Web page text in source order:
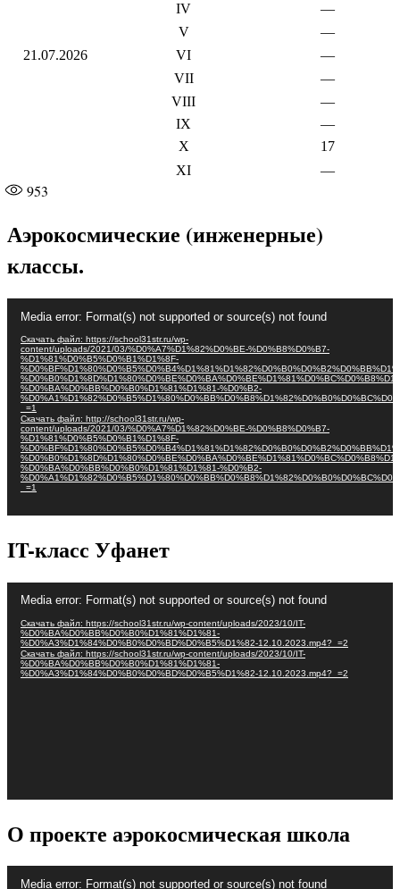
21.07.2026
IV
—
V
—
VI
—
VII
—
VIII
—
IX
—
X
17
XI
—
953
Аэрокосмические (инженерные)
классы.
Media error: Format(s) not supported or source(s) not found
Скачать файл: https://school31str.ru/wp-
content/uploads/2021/03/%D0%A7%D1%82%D0%BE-%D0%B8%D0%B7-
%D1%81%D0%B5%D0%B1%D1%8F-
%D0%BA%D0%BB%D0%B0%D1%81%D1%81-%D0%B2-
_=1
Скачать файл: http://school31str.ru/wp-
content/uploads/2021/03/%D0%A7%D1%82%D0%BE-%D0%B8%D0%B7-
%D1%81%D0%B5%D0%B1%D1%8F-
%D0%BA%D0%BB%D0%B0%D1%81%D1%81-%D0%B2-
_=1
IT-класс Уфанет
Видеоплеер
Media error: Format(s) not supported or source(s) not found
Скачать файл: https://school31str.ru/wp-content/uploads/2023/10/IT-
%D0%BA%D0%BB%D0%B0%D1%81%D1%81-
%D0%A3%D1%84%D0%B0%D0%BD%D0%B5%D1%82-12.10.2023.mp4?_=2
Скачать файл: https://school31str.ru/wp-content/uploads/2023/10/IT-
%D0%BA%D0%BB%D0%B0%D1%81%D1%81-
%D0%A3%D1%84%D0%B0%D0%BD%D0%B5%D1%82-12.10.2023.mp4?_=2
О проекте аэрокосмическая школа
Видеоплеер
Media error: Format(s) not supported or source(s) not found